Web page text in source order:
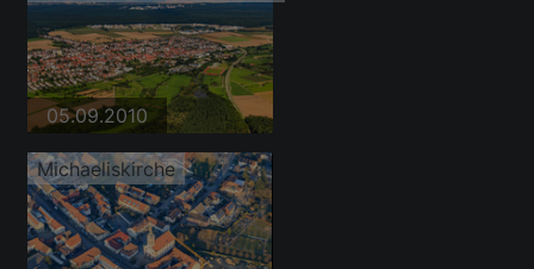
05.09.2010
Michaeliskirche